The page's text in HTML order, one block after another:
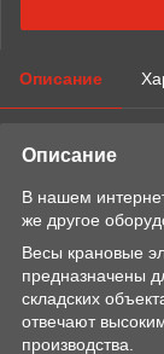
Описание
Описание
В нашем
же другое
Весы крановые
предназначены
складских
отвечают
производства.